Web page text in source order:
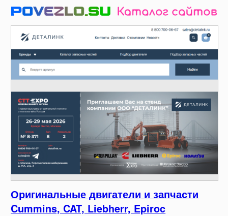
Оригинальные двигатели и запчасти
Cummins, CAT, Liebherr, Epiroc